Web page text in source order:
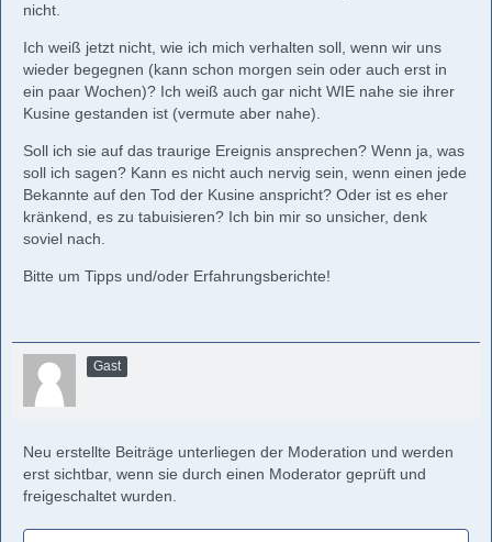
nicht.
Ich weiß jetzt nicht, wie ich mich verhalten soll, wenn wir uns
wieder begegnen (kann schon morgen sein oder auch erst in
ein paar Wochen)? Ich weiß auch gar nicht WIE nahe sie ihrer
Kusine gestanden ist (vermute aber nahe).
Soll ich sie auf das traurige Ereignis ansprechen? Wenn ja, was
soll ich sagen? Kann es nicht auch nervig sein, wenn einen jede
Bekannte auf den Tod der Kusine anspricht? Oder ist es eher
kränkend, es zu tabuisieren? Ich bin mir so unsicher, denk
soviel nach.
Bitte um Tipps und/oder Erfahrungsberichte!
Gast
Neu erstellte Beiträge unterliegen der Moderation und werden
erst sichtbar, wenn sie durch einen Moderator geprüft und
freigeschaltet wurden.